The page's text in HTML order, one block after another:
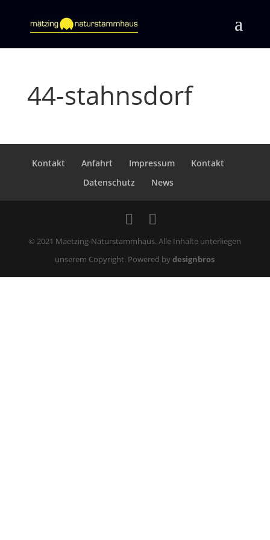
44-stahnsdorf
Kontakt Anfahrt Impressum
Kontakt
Datenschutz
News
© 2021 Maetzing-Naturstammhaus. Alle Inhalte unterliegen
unserem Copyright. Powered bydesignbros